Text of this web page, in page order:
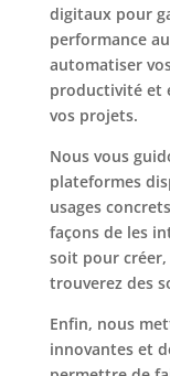
digitaux pour
performance
automatiser
productivité et
vos projets.
Nous vous
plateformes
usages
façons de les
soit pour créer,
trouverez des
Enfin, nous
innovantes et